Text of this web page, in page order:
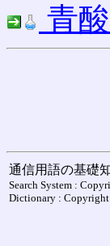
青
通信用語の基礎
Search System :
Dictionary :